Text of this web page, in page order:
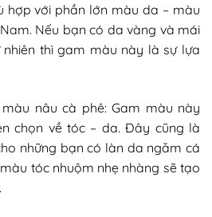
hợp với phần lớn màu da – màu
Nếu bạn có da vàng và mái
thì gam màu này là sự lựa
nâu cà phê: Gam màu này
chọn về tóc – da. Đây cũng là
những bạn có làn da ngăm cá
tóc nhuộm nhẹ nhàng sẽ tạo